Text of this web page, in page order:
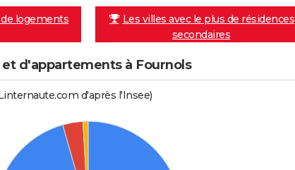
de logements
Les villes avec le plus de résidences
secondaires
d'appartements à Fournols
d'après l'Insee)